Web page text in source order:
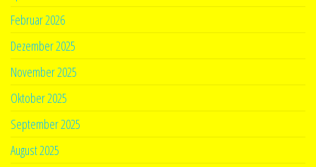
Februar 2026
Dezember 2025
November 2025
Oktober 2025
September 2025
August 2025